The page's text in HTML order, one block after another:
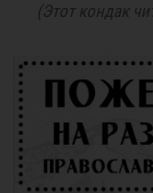
(Этот кондак